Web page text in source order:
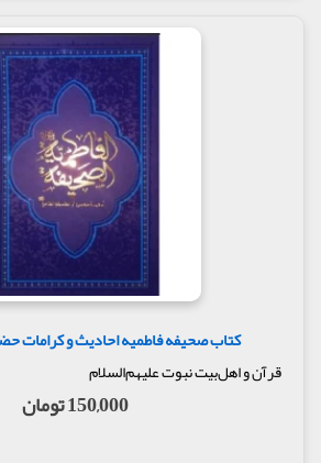
کتاب صحیفه فاطمیه احادیث و کرامات
قرآن و اهل‌بیت نبوت علیهم‌السلام
150,000 تومان